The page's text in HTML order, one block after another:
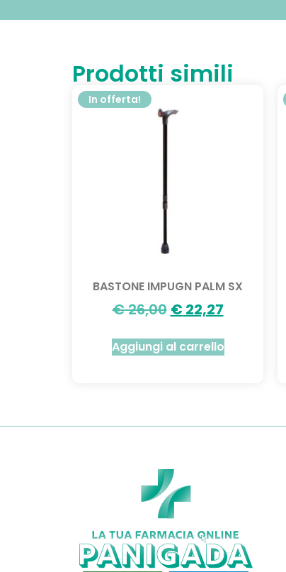
Prodotti simili
In offerta!
BASTONE IMPUGN PALM SX
€26,00 €22,27
Aggiungi al carrello